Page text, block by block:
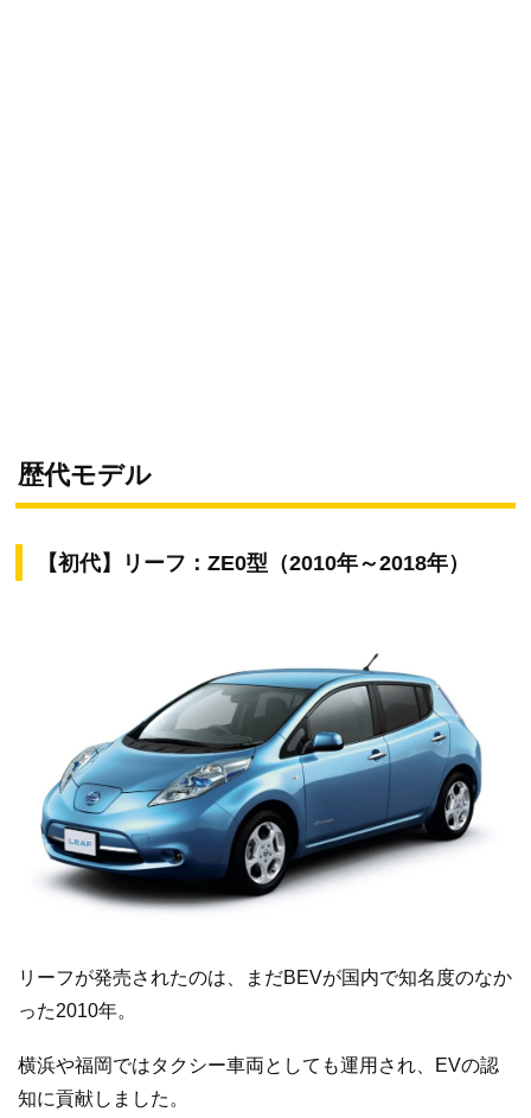
歴代モデル
【初代】リーフ：ZE0型（2010年～2018年）
リーフが発売されたのは、まだBEVが国内で知名度のなか
った2010年。
横浜や福岡ではタクシー車両としても運用され、EVの認
知に貢献しました。